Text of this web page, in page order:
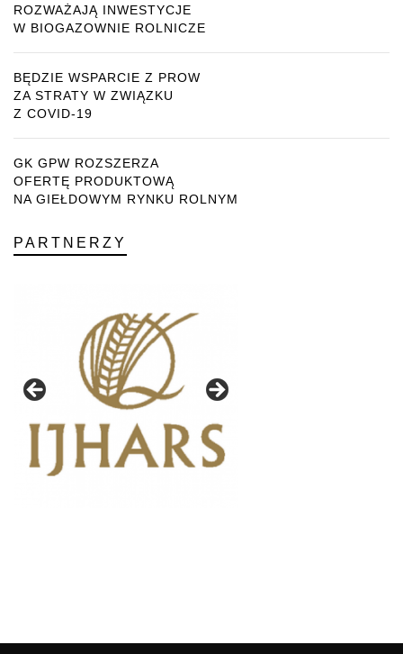
ROZWAŻAJĄ INWESTYCJE
W BIOGAZOWNIE ROLNICZE
BĘDZIE WSPARCIE Z PROW
ZA STRATY W ZWIĄZKU
Z COVID-19
GK GPW ROZSZERZA
OFERTĘ PRODUKTOWĄ
NA GIEŁDOWYM RYNKU ROLNYM
PARTNERZY